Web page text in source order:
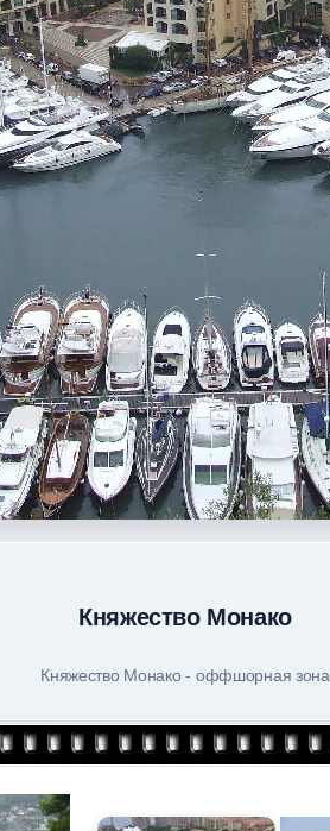
Княжество Монако
Княжество Монако - оффшорная зона